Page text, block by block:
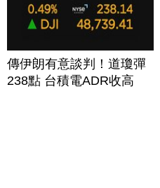
傳伊朗有意談判！道瓊彈
238點 台積電ADR收高